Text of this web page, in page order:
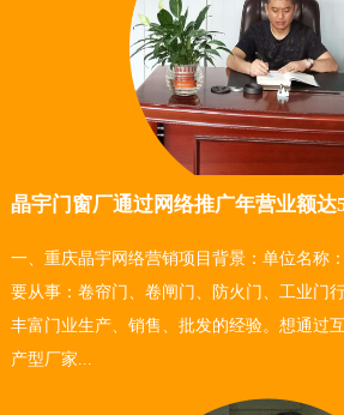
晶宇门窗厂通过网络推广年营业额达
一、重庆晶宇网络营销项目背景：单位名称
要从事：卷帘门、卷闸门、防火门、工业门
丰富门业生产、销售、批发的经验。想通过
产型厂家...